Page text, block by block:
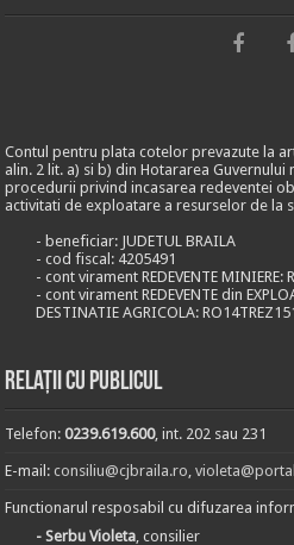
Contul pentru plata cotelor prevazute la
alin. 2 lit. a) si b) din Hotararea
procedurii privind incasarea redeventei
activitati de exploatare a resurselor de la
- beneficiar: JUDETUL BRAILA
- cod fiscal: 4205491
- cont virament REDEVENTE MINIERE:
- cont virament REDEVENTE din
DESTINATIE AGRICOLA:
Relații cu publicul
Telefon:0239.619.600, int. 202 sau 231
E-mail:consiliu@cjbraila.ro,
Functionarul resposabil cu difuzarea
- Serbu Violeta, consilier